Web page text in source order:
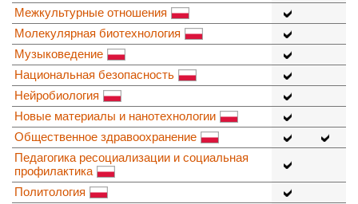
Межкультурные отношения
Молекулярная биотехнология
Музыковедение
Национальная безопасность
Нейробиология
Новые материалы и нанотехнологии
Общественное здравоохранение
Педагогика ресоциализации и социальная
профилактика
Политология